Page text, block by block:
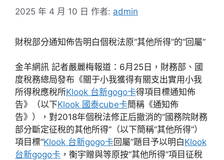
2025 年 4 月 10 日 作者: admin
財稅部分通知佈告明白個稅法原“其他所得”的“回屬”
金羊網訊 記者嚴麗梅報道：6月25日，財務部、國
度稅務總局發布《關于小我獲得有關支出實用小我
所得稅應稅所Klook 台新gogo卡得項目標通知佈
告》（以下Klook 國泰cube卡簡稱《通知佈
告》），對2018年個稅法修正后撤消的“國務院財務
部分斷定征稅的其他所得”（以下簡稱“其他所得”）
項目標“Klook 台新gogo卡回屬”題目予以明白Klook
台新gogo卡 ，衡宇贈與等原按“其他所得”項目征稅